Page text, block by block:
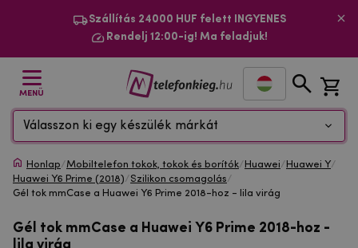
Szállítás 24000 HUF felett INGYENES
Rendelj 12:00-ig! Ma feladjuk!
MENÜ
Válasszon ki egy készülék márkát
Honlap/Mobiltelefon tokok, tokok és borítók/ Huawei/ Huawei Y/
Huawei Y6 Prime (2018)/Szilikon csomagolás/
Gél tok mmCase a Huawei Y6 Prime 2018-hoz - lila virág
Gél tok mmCase a Huawei Y6 Prime 2018-hoz -